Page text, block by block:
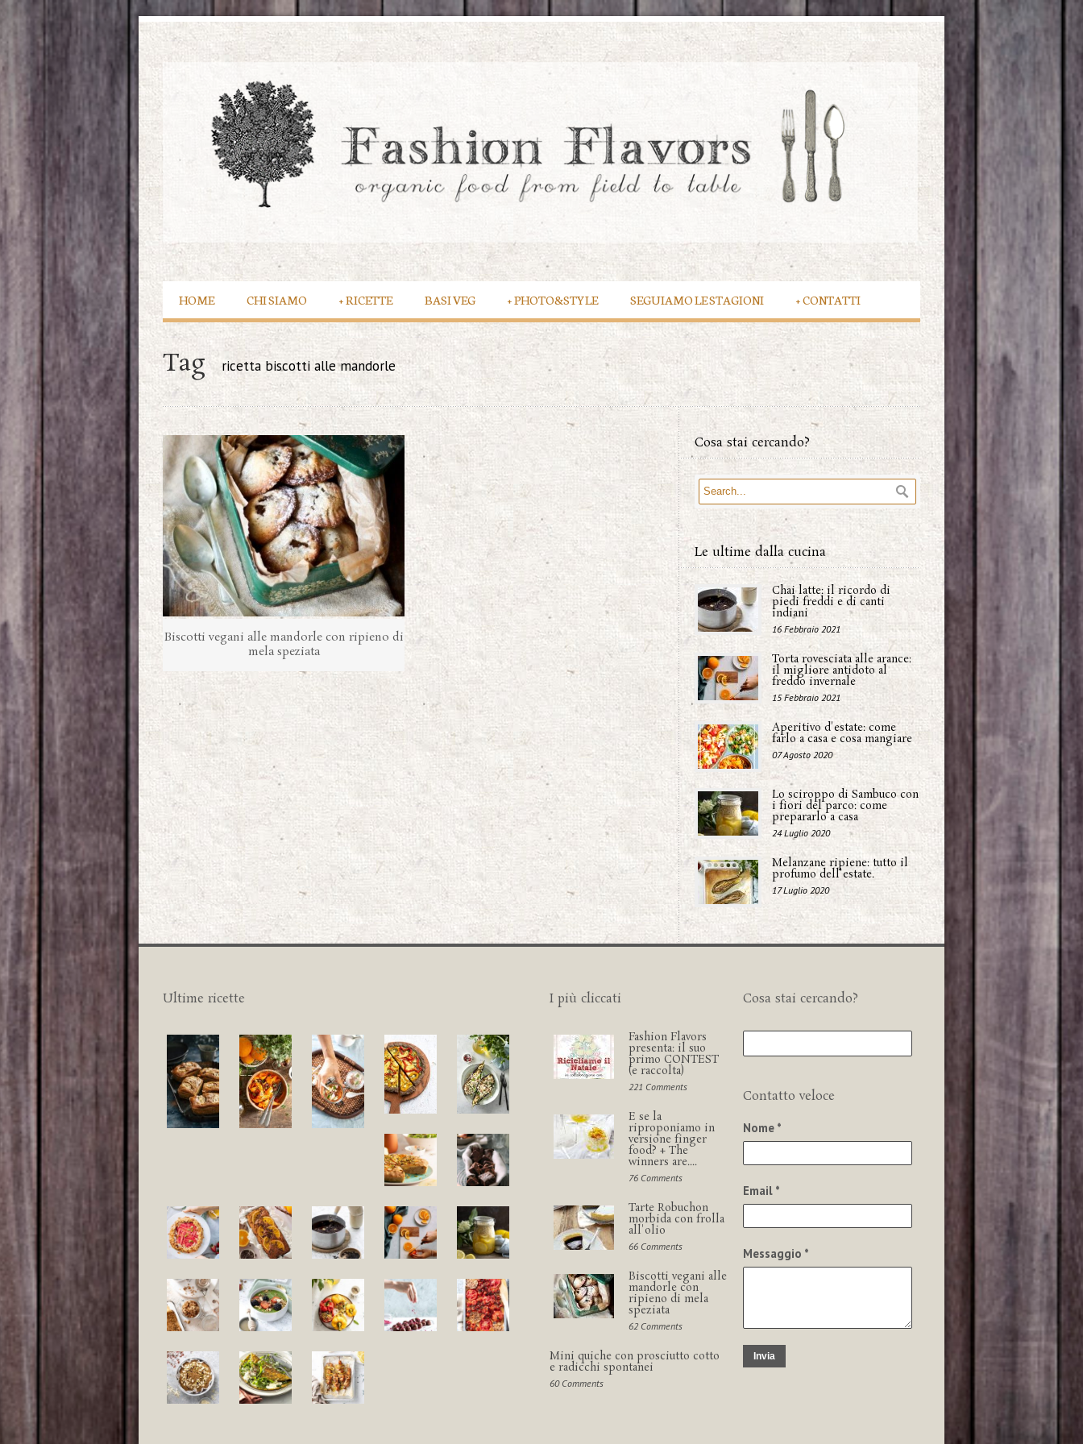
HOME CHI SIAMO RICETTE
+ BASI VEG PHOTO&STYLE
+ SEGUIAMO LE STAGIONI CONTATTI
+
Tag ricetta biscotti alle mandorle
Biscotti vegani alle mandorle con ripieno di
mela speziata
Cosa stai cercando?
Le ultime dalla cucina
Chai latte: il ricordo di
piedi freddi e di canti
indiani
16 Febbraio 2021
Torta rovesciata alle arance:
il migliore antidoto al
freddo invernale
15 Febbraio 2021
Aperitivo d'estate: come
farlo a casa e cosa mangiare
07 Agosto 2020
Lo sciroppo di Sambuco con
i fiori del parco: come
prepararlo a casa
24 Luglio 2020
Melanzane ripiene: tutto il
profumo dell'estate.
17 Luglio 2020
Ultime ricette I più cliccati
Fashion Flavors
presenta: il suo
primo CONTEST
(e raccolta)
221 Comments
E se la
riproponiamo in
versione finger
food? + The
winners are....
76 Comments
Tarte Robuchon
morbida con frolla
all'olio
66 Comments
Biscotti vegani alle
mandorle con
ripieno di mela
speziata
62 Comments
Mini quiche con prosciutto cotto
e radicchi spontanei
60 Comments
Cosa stai cercando?
Contatto veloce
Nome *
Email *
Messaggio *
Invia